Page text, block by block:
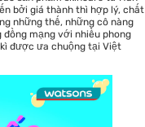
bởi giá thành thì hợp lý, chất
những thế, những cô nàng
đồng mạng với nhiều phong
được ưa chuộng tại Việt